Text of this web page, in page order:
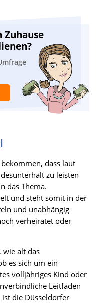
Zuhause
dass laut
zu leisten
das Thema.
und steht somit in der
und unabhängig
verheiratet oder
wie alt das
es sich um ein
volljähriges Kind oder
Leitfaden
die Düsseldorfer